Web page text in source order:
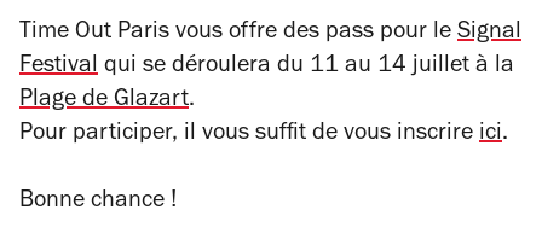
Time Out Paris vous offre des pass pour le Signal
Festival qui se déroulera du 11 au 14 juillet à la
Plage de Glazart.
Pour participer, il vous suffit de vous inscrire ici.
Bonne chance !